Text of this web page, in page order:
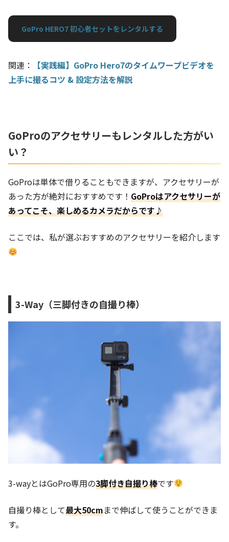
GoPro HERO7 初心者セットをレンタルする
関連：
【実践編】GoPro Hero7のタイムワープビデオを
上手に撮るコツ & 設定方法を解説
GoProのアクセサリーもレンタルした方がい
い？
GoProは単体で借りることもできますが、アクセサリーが
あった方が絶対におすすめです！ GoProはアクセサリーが
あってこそ、楽しめるカメラだからです♪
ここでは、私が選ぶおすすめのアクセサリーを紹介します
3-Way（三脚付きの自撮り棒）
3-wayとはGoPro専用の3脚付き自撮り棒です
自撮り棒として最大50cmまで伸ばして使うことができま
す。